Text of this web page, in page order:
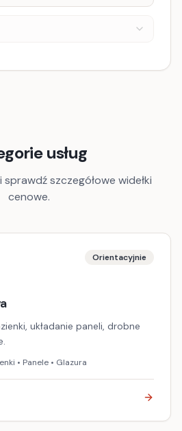
usług
szczegółowe widełki
cenowe.
Orientacyjnie
układanie paneli, drobne
• Panele • Glazura